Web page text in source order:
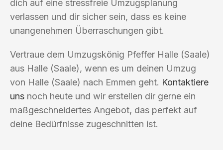
dich auf eine stressfreie Umzugsplanung
verlassen und dir sicher sein, dass es keine
unangenehmen Überraschungen gibt.
Vertraue dem Umzugskönig Pfeffer Halle (Saale)
aus Halle (Saale), wenn es um deinen Umzug
von Halle (Saale) nach Emmen geht. Kontaktiere
uns noch heute und wir erstellen dir gerne ein
maßgeschneidertes Angebot, das perfekt auf
deine Bedürfnisse zugeschnitten ist.